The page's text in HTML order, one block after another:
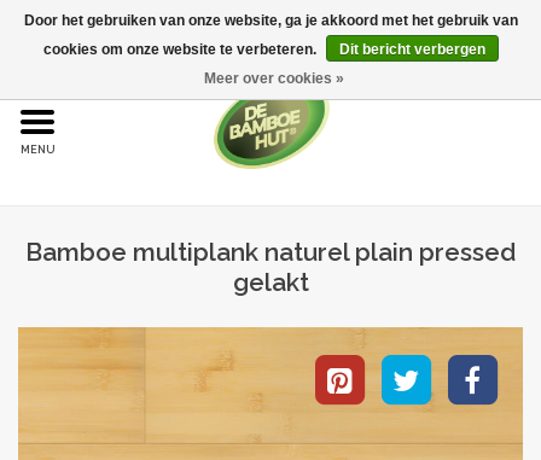
Home
Bamboe vloeren
Onderhoud
Bijproducten
Bamboe multiplank naturel plain pressed
gelakt
Door het gebruiken van onze website, ga je akkoord met het gebruik van
cookies om onze website te verbeteren.
Dit bericht verbergen
Meer over cookies »